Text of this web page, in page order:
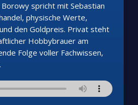
Borowy spricht mit Sebastian
physische Werte,
den Goldpreis. Privat steht
Hobbybrauer am
Folge voller Fachwissen,